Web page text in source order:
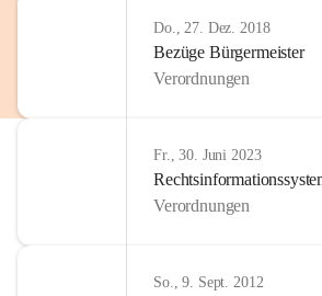
Do., 27. Dez. 2018
Bezüge Bürgermeister
Verordnungen
Fr., 30. Juni 2023
Verordnungen
So., 9. Sept. 2012